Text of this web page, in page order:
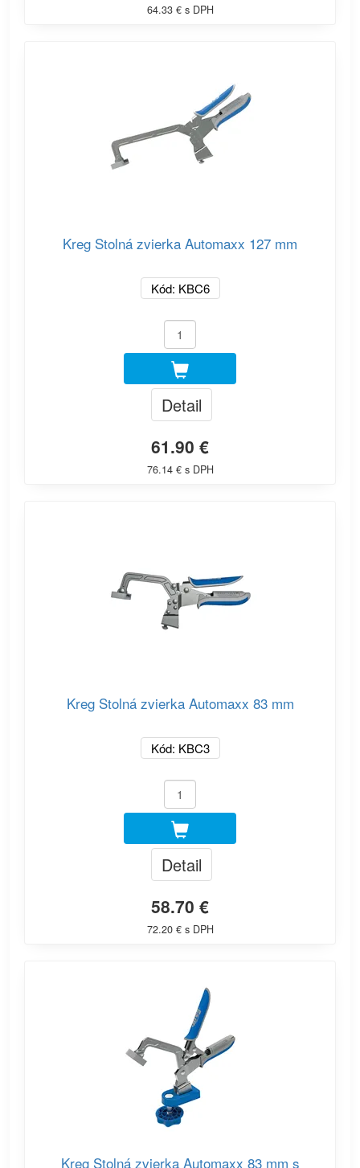
64.33 € s DPH
Kreg Stolná zvierka Automaxx 127 mm
Kód: KBC6
Detail
61.90 €
76.14 € s DPH
Kreg Stolná zvierka Automaxx 83 mm
Kód: KBC3
Detail
58.70 €
72.20 € s DPH
Kreg Stolná zvierka Automaxx 83 mm s